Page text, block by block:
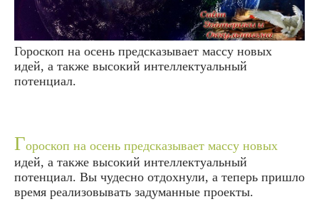
Гороскоп на осень предсказывает массу новых
идей, а также высокий интеллектуальный
потенциал.
Гороскоп на осень предсказывает массу новых
идей, а также высокий интеллектуальный
потенциал. Вы чудесно отдохнули, а теперь пришло
время реализовывать задуманные проекты.